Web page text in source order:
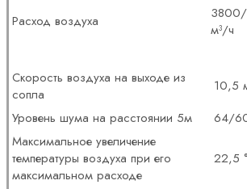
Расход воздуха
м³/ч
Скорость воздуха на выходе из
сопла
10,5
Уровень шума на расстоянии 5м
64/
Максимальное увеличение
температуры воздуха при его
максимальном расходе
22,5